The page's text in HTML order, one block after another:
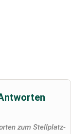
zum Stellplatz-